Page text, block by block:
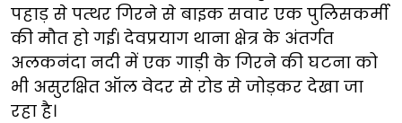
पहाड़ से पत्थर गिरने से बाइक सवार एक पुलिसकर्मी
की मौत हो गई। देवप्रयाग थाना क्षेत्र के अंतर्गत
अलकनंदा नदी में एक गाड़ी के गिरने की घटना को
भी असुरक्षित ऑल वेदर से रोड से जोड़कर देखा जा
रहा है।